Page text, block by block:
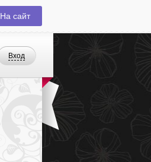
На сайт
Вход